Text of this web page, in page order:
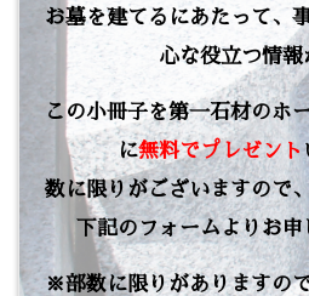
お墓を建てるにあたって、
心な役立つ情報
この小冊子を第一石材のホ
に無料でプレゼント
数に限りがございますので
下記のフォームよりお
※部数に限りがありますの